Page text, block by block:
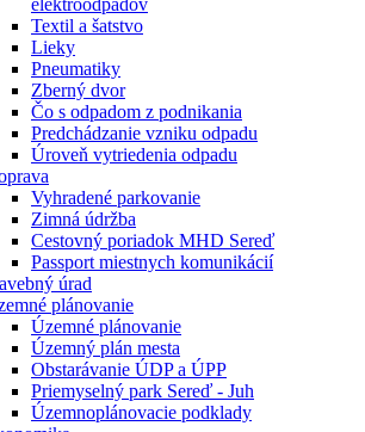
elektroodpadov
Textil a šatstvo
Lieky
Pneumatiky
Zberný dvor
Čo s odpadom z podnikania
Predchádzanie vzniku odpadu
Úroveň vytriedenia odpadu
Vyhradené parkovanie
Zimná údržba
Cestovný poriadok MHD Sereď
Passport miestnych komunikácií
úrad
plánovanie
Územné plánovanie
Územný plán mesta
Obstarávanie ÚDP a ÚPP
Priemyselný park Sereď - Juh
Územnoplánovacie podklady